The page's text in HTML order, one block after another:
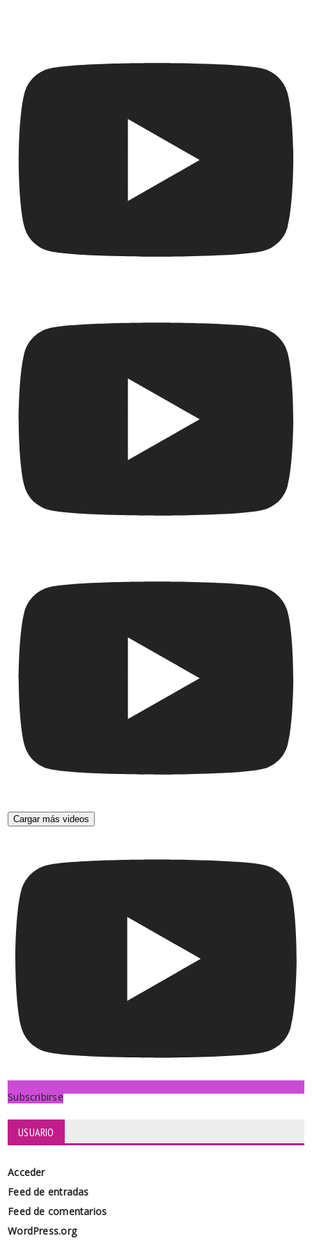
Cargar más videos
Subscribirse
USUARIO
Acceder
Feed de entradas
Feed de comentarios
WordPress.org